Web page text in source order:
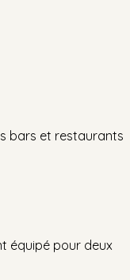
bars et restaurants
équipé pour deux